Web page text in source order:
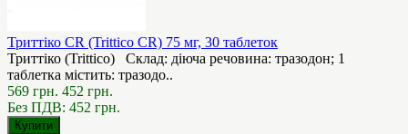
Триттіко CR (Trittico CR) 75 мг, 30 таблеток
Триттіко (Trittico) Склад: діюча речовина: тразодон; 1
таблетка містить: тразодо..
569 грн. 452 грн.
Без ПДВ: 452 грн.